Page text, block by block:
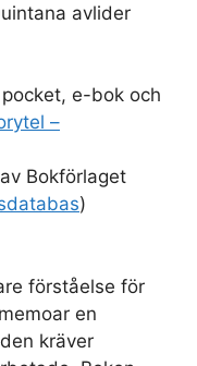
avlider
e-bok och
–
Bokförlaget
)
förståelse för
en
kräver